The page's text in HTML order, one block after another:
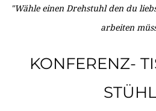
"Wähle einen Drehstuhl den du
arbeiten
KONFERENZ-